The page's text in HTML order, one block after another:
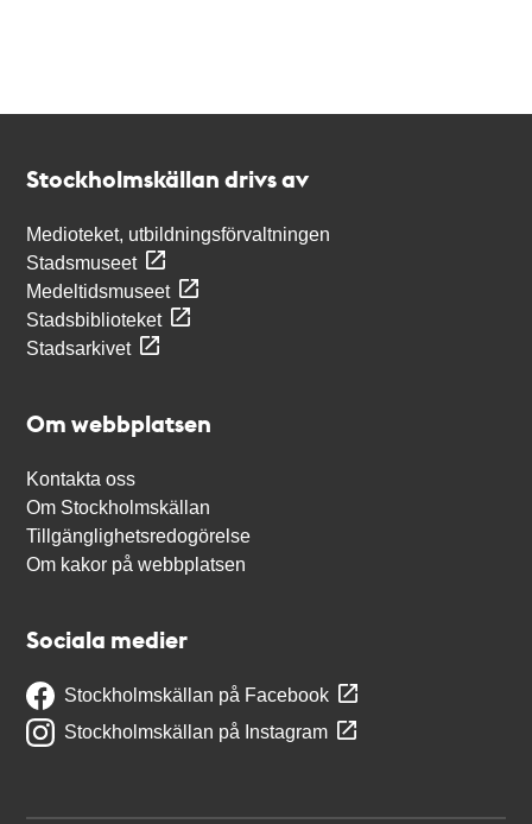
Stockholmskällan drivs av
Medioteket, utbildningsförvaltningen
Stadsmuseet
Medeltidsmuseet
Stadsbiblioteket
Stadsarkivet
Om webbplatsen
Kontakta oss
Om Stockholmskällan
Tillgänglighetsredogörelse
Om kakor på webbplatsen
Sociala medier
Stockholmskällan på Facebook
Stockholmskällan på Instagram